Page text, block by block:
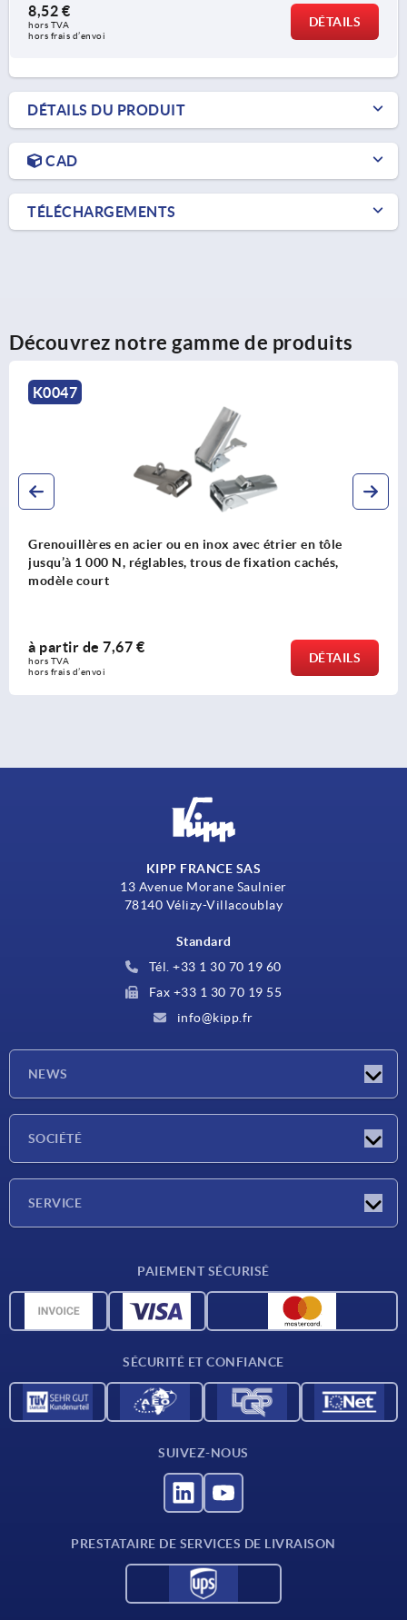
8,52 €
hors TVA
hors frais d’envoi
DÉTAILS
DÉTAILS DU PRODUIT
CAD
TÉLÉCHARGEMENTS
Découvrez notre gamme de produits
ou en inox avec étrier en tôle
trous de fixation cachés,
Grenouillères en
triangulaire
6,05
hors TVA
KIPP FRANCE SAS
13 Avenue Morane Saulnier
78140 Vélizy-Villacoublay
Standard
Tél. +33 1 30 70 19 60
Fax +33 1 30 70 19 55
info@kipp.fr
NEWS
SOCIÉTÉ
SERVICE
Données CAO
PAIEMENT SÉCURISÉ
SÉCURITÉ ET CONFIANCE
SUIVEZ-NOUS
PRESTATAIRE DE SERVICES DE LIVRAISON